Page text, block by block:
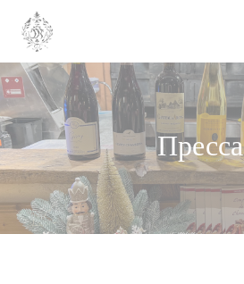
Панель управления cookies
Пресса